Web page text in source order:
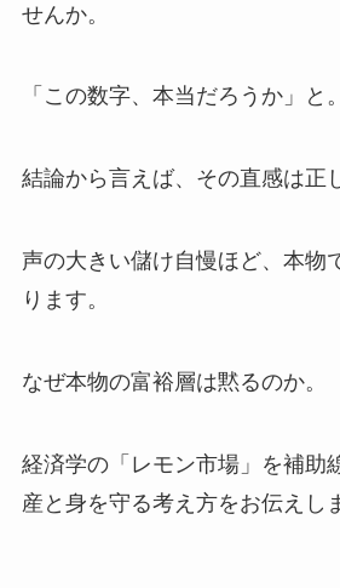
せんか。
「この数字、本当だろうか」と。
結論から言えば、その直感は正
声の大きい儲け自慢ほど、本物
ります。
なぜ本物の富裕層は黙るのか。
経済学の「レモン市場」を補助
産と身を守る考え方をお伝えし